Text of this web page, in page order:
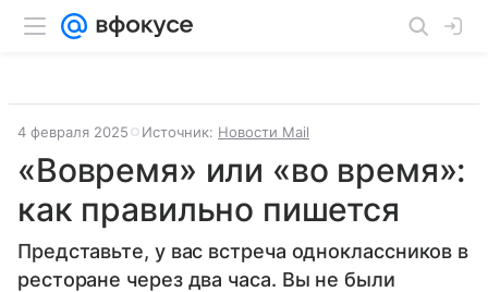
4 февраля 2025 Источник: Новости Mail
«Вовремя» или «во время»:
как правильно пишется
Представьте, у вас встреча одноклассников в
ресторане через два часа. Вы не были